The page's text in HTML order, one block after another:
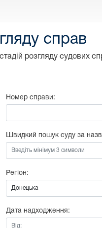
справ
розгляду судових
Номер справи:
Швидкий пошук суду за
Регіон:
Дата надходження:
Від: